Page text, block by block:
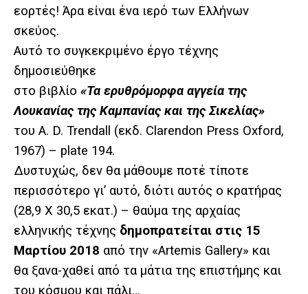
εορτές! Άρα είναι ένα ιερό των Ελλήνων
σκεύος.
Αυτό το συγκεκριμένο έργο τέχνης
δημοσιεύθηκε
στο βιβλίο «Τα ερυθρόμορφα αγγεία της
Λουκανίας της Καμπανίας και της Σικελίας»
του A. D. Trendall (εκδ. Clarendon Press Oxford,
1967) – p late 194.
Δυστυχώς, δεν θα μάθουμε ποτέ τίποτε
περισσότερο γι’ αυτό, διότι αυτός ο κρατήρας
(28,9 Χ 30,5 εκατ.) – θαύμα της αρχαίας
ελληνικής τέχνης δημοπρατείται στις 15
Μαρτίου 2018 από την «Artemis Gallery» και
θα ξανα-χαθεί από τα μάτια της επιστήμης και
του κόσμου και πάλι…